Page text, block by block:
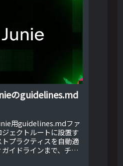
のguidelines.md
用guidelines.mdファ
ェクトルートに設置す
プラクティスを自動適
イドラインまで、チー